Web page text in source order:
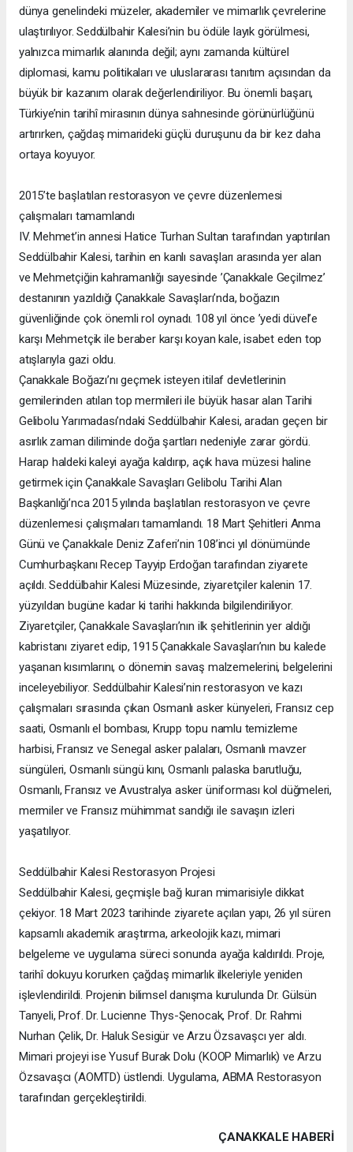
dünya genelindeki müzeler, akademiler ve mimarlık çevrelerine
ulaştırılıyor. Seddülbahir Kalesi’nin bu ödüle layık görülmesi,
yalnızca mimarlık alanında değil; aynı zamanda kültürel
diplomasi, kamu politikaları ve uluslararası tanıtım açısından da
büyük bir kazanım olarak değerlendiriliyor. Bu önemli başarı,
Türkiye’nin tarihî mirasının dünya sahnesinde görünürlüğünü
artırırken, çağdaş mimarideki güçlü duruşunu da bir kez daha
ortaya koyuyor.
2015’te başlatılan restorasyon ve çevre düzenlemesi
çalışmaları tamamlandı
IV. Mehmet’in annesi Hatice Turhan Sultan tarafından yaptırılan
Seddülbahir Kalesi, tarihin en kanlı savaşları arasında yer alan
ve Mehmetçiğin kahramanlığı sayesinde ’Çanakkale Geçilmez’
destanının yazıldığı Çanakkale Savaşları’nda, boğazın
güvenliğinde çok önemli rol oynadı. 108 yıl önce ’yedi düvel’e
karşı Mehmetçik ile beraber karşı koyan kale, isabet eden top
atışlarıyla gazi oldu.
Çanakkale Boğazı’nı geçmek isteyen itilaf devletlerinin
gemilerinden atılan top mermileri ile büyük hasar alan Tarihi
Gelibolu Yarımadası’ndaki Seddülbahir Kalesi, aradan geçen bir
asırlık zaman diliminde doğa şartları nedeniyle zarar gördü.
Harap haldeki kaleyi ayağa kaldırıp, açık hava müzesi haline
getirmek için Çanakkale Savaşları Gelibolu Tarihi Alan
Başkanlığı’nca 2015 yılında başlatılan restorasyon ve çevre
düzenlemesi çalışmaları tamamlandı. 18 Mart Şehitleri Anma
Günü ve Çanakkale Deniz Zaferi’nin 108’inci yıl dönümünde
Cumhurbaşkanı Recep Tayyip Erdoğan tarafından ziyarete
açıldı. Seddülbahir Kalesi Müzesinde, ziyaretçiler kalenin 17.
yüzyıldan bugüne kadar ki tarihi hakkında bilgilendiriliyor.
Ziyaretçiler, Çanakkale Savaşları’nın ilk şehitlerinin yer aldığı
kabristanı ziyaret edip, 1915 Çanakkale Savaşları’nın bu kalede
yaşanan kısımlarını, o dönemin savaş malzemelerini, belgelerini
inceleyebiliyor. Seddülbahir Kalesi’nin restorasyon ve kazı
çalışmaları sırasında çıkan Osmanlı asker künyeleri, Fransız cep
saati, Osmanlı el bombası, Krupp topu namlu temizleme
harbisi, Fransız ve Senegal asker palaları, Osmanlı mavzer
süngüleri, Osmanlı süngü kını, Osmanlı palaska barutluğu,
Osmanlı, Fransız ve Avustralya asker üniforması kol düğmeleri,
mermiler ve Fransız mühimmat sandığı ile savaşın izleri
yaşatılıyor.
Seddülbahir Kalesi Restorasyon Projesi
Seddülbahir Kalesi, geçmişle bağ kuran mimarisiyle dikkat
çekiyor. 18 Mart 2023 tarihinde ziyarete açılan yapı, 26 yıl süren
kapsamlı akademik araştırma, arkeolojik kazı, mimari
belgeleme ve uygulama süreci sonunda ayağa kaldırıldı. Proje,
tarihî dokuyu korurken çağdaş mimarlık ilkeleriyle yeniden
işlevlendirildi. Projenin bilimsel danışma kurulunda Dr. Gülsün
Tanyeli, Prof. Dr. Lucienne Thys-Şenocak, Prof. Dr. Rahmi
Nurhan Çelik, Dr. Haluk Sesigür ve Arzu Özsavaşcı yer aldı.
Mimari projeyi ise Yusuf Burak Dolu (KOOP Mimarlık) ve Arzu
Özsavaşcı (AOMTD) üstlendi. Uygulama, ABMA Restorasyon
tarafından gerçekleştirildi.
ÇANAKKALE HABERİ